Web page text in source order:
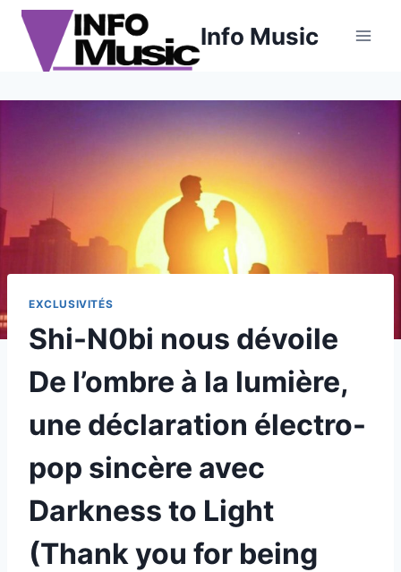
Aller
contenu
Info Music
EXCLUSIVITÉS
Shi-N0bi nous dévoile
De l’ombre à la lumière,
une déclaration électro-
pop sincère avec
Darkness to Light
(Thank you for being